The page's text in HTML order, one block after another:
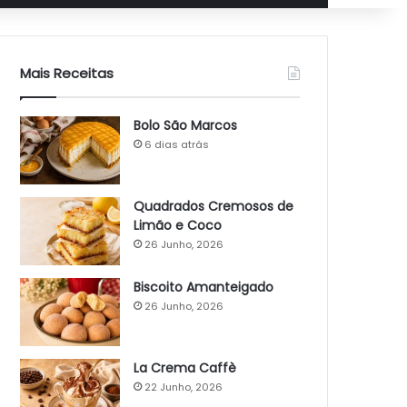
Mais Receitas
Bolo São Marcos
6 dias atrás
Quadrados Cremosos de
Limão e Coco
26 Junho, 2026
Biscoito Amanteigado
26 Junho, 2026
La Crema Caffè
22 Junho, 2026